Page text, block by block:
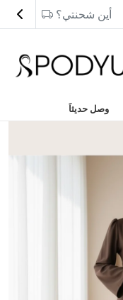
أين شحنتي؟
وصل حديثاَ